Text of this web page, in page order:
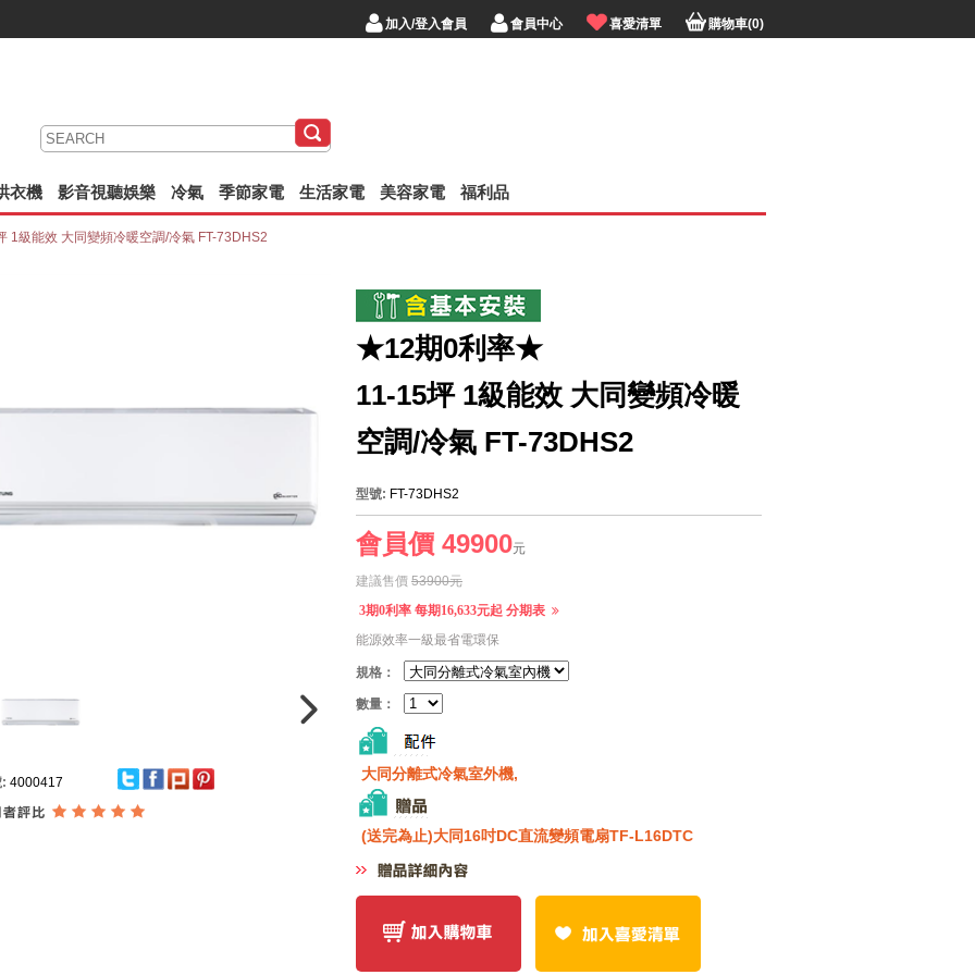
購物車(0)
喜愛清單
會員中心
加入/登入會員
衣機 影音視聽娛樂 冷氣 季節家電 生活家電 美容家電 福利品
1級能效 大同變頻冷暖空調/冷氣 FT-73DHS2
4000417
★12期0利率★
11-15坪 1級能效 大同變頻冷暖
空調/冷氣 FT-73DHS2
型號: FT-73DHS2
會員價 49900元
建議售價 53900元
3期0利率 每期16,633元起 分期表
能源效率一級最省電環保
規格：
數量：
大同分離式冷氣室外機,
(送完為止)大同16吋DC直流變頻電扇TF-L16DTC